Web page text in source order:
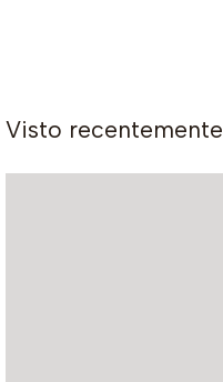
Visto recentemente